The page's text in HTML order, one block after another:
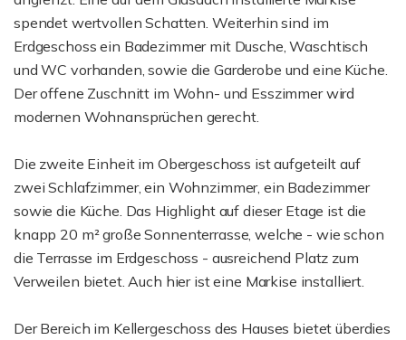
spendet wertvollen Schatten. Weiterhin sind im
Erdgeschoss ein Badezimmer mit Dusche, Waschtisch
und WC vorhanden, sowie die Garderobe und eine Küche.
Der offene Zuschnitt im Wohn- und Esszimmer wird
modernen Wohnansprüchen gerecht.
Die zweite Einheit im Obergeschoss ist aufgeteilt auf
zwei Schlafzimmer, ein Wohnzimmer, ein Badezimmer
sowie die Küche. Das Highlight auf dieser Etage ist die
knapp 20 m² große Sonnenterrasse, welche - wie schon
die Terrasse im Erdgeschoss - ausreichend Platz zum
Verweilen bietet. Auch hier ist eine Markise installiert.
Der Bereich im Kellergeschoss des Hauses bietet überdies